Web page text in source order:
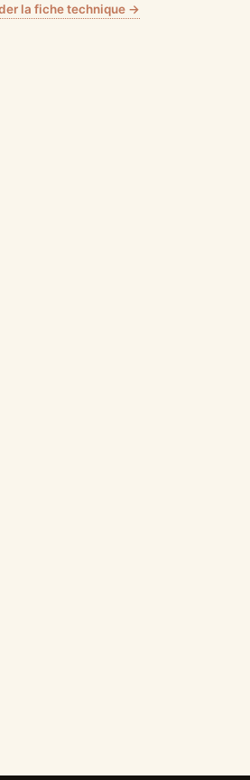
la fiche technique →